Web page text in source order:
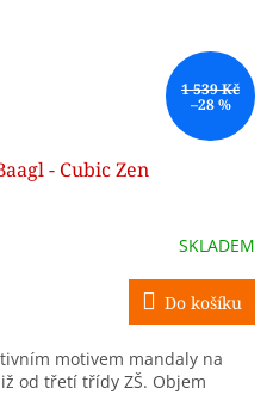
1 539 Kč
–28 %
- Cubic Zen
SKLADEM
Do košíku
motivem mandaly na
od třetí třídy ZŠ. Objem